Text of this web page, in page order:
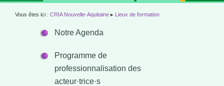
Vous êtes ici : CRIA Nouvelle-Aquitaine ▸ Lieux de formation
Notre Agenda
Programme de
professionnalisation des
acteur·trice·s